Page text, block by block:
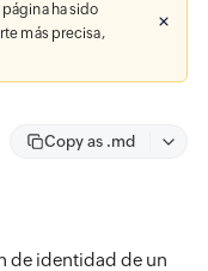
ha sido
más precisa,
Copy as .md
de identidad de un